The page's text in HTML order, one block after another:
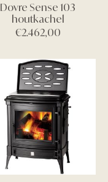
Dovre Sense 103
houtkachel
€2.462,00